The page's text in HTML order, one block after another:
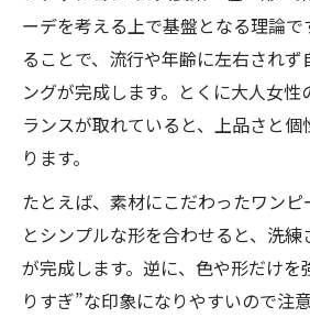
ーデを考える上で基盤となる理論で
ることで、流行や年齢に左右されず
ングが完成します。とくに大人女
ランスが取れていると、上品さと
ります。
たとえば、素材にこだわったワン
とシンプルな形を合わせると、洗
が完成します。逆に、色や形だけを
りすぎ”な印象になりやすいので注